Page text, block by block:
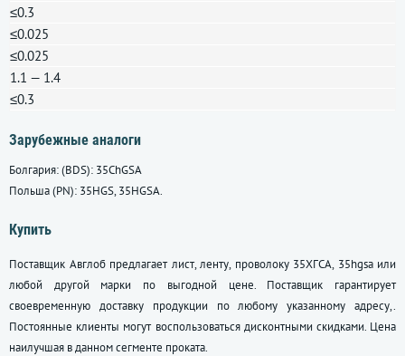
≤0.3
≤0.025
≤0.025
1.1 — 1.4
≤0.3
Зарубежные аналоги
Болгария: (BDS): 35ChGSA
Польша (PN): 35HGS, 35HGSA.
Купить
Поставщик Авглоб предлагает лист, ленту, проволоку 35ХГСА, 35hgsa или
любой другой марки по выгодной цене. Поставщик гарантирует
своевременную доставку продукции по любому указанному адресу,.
Постоянные клиенты могут воспользоваться дисконтными скидками. Цена
наилучшая в данном сегменте проката.